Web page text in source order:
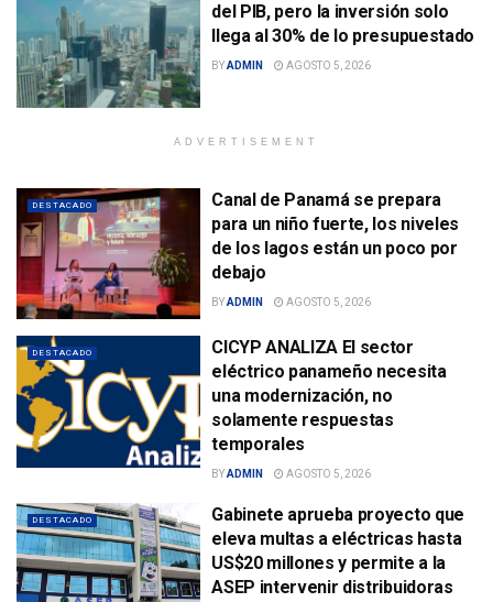
del PIB, pero la inversión solo
llega al 30% de lo presupuestado
BYADMIN AGOSTO 5, 2026
ADVERTISEMENT
DESTACADO
Canal de Panamá se prepara
para un niño fuerte, los niveles
de los lagos están un poco por
debajo
BYADMIN AGOSTO 5, 2026
DESTACADO
CICYP ANALIZA El sector
eléctrico panameño necesita
una modernización, no
solamente respuestas
temporales
BYADMIN AGOSTO 5, 2026
DESTACADO
Gabinete aprueba proyecto que
eleva multas a eléctricas hasta
US$20 millones y permite a la
ASEP intervenir distribuidoras